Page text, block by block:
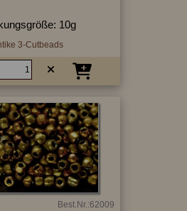
10g
3-Cutbeads
Best.Nr.:62009